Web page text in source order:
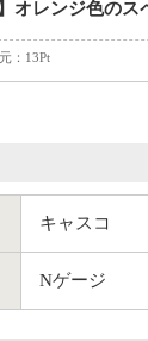
】オレンジ色の
：13Pt
キャスコ
Nゲージ